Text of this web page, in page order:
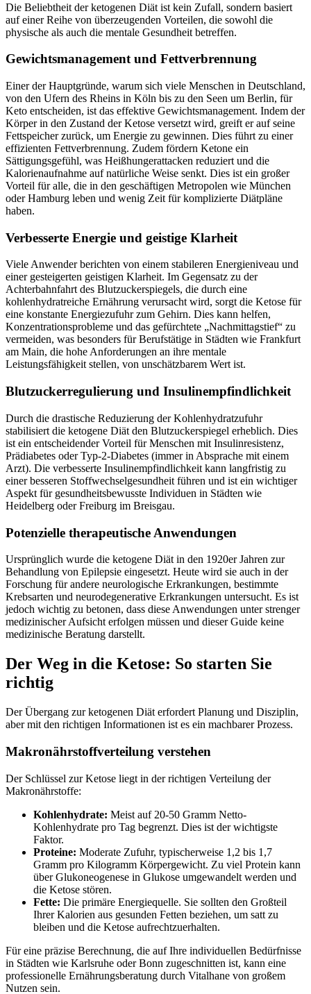
Die Beliebtheit der ketogenen Diät ist kein Zufall, sondern basiert
auf einer Reihe von überzeugenden Vorteilen, die sowohl die
physische als auch die mentale Gesundheit betreffen.
Gewichtsmanagement und Fettverbrennung
Einer der Hauptgründe, warum sich viele Menschen in Deutschland,
von den Ufern des Rheins in Köln bis zu den Seen um Berlin, für
Keto entscheiden, ist das effektive Gewichtsmanagement. Indem der
Körper in den Zustand der Ketose versetzt wird, greift er auf seine
Fettspeicher zurück, um Energie zu gewinnen. Dies führt zu einer
effizienten Fettverbrennung. Zudem fördern Ketone ein
Sättigungsgefühl, was Heißhungerattacken reduziert und die
Kalorienaufnahme auf natürliche Weise senkt. Dies ist ein großer
Vorteil für alle, die in den geschäftigen Metropolen wie München
oder Hamburg leben und wenig Zeit für komplizierte Diätpläne
haben.
Verbesserte Energie und geistige Klarheit
Viele Anwender berichten von einem stabileren Energieniveau und
einer gesteigerten geistigen Klarheit. Im Gegensatz zu der
Achterbahnfahrt des Blutzuckerspiegels, die durch eine
kohlenhydratreiche Ernährung verursacht wird, sorgt die Ketose für
eine konstante Energiezufuhr zum Gehirn. Dies kann helfen,
Konzentrationsprobleme und das gefürchtete „Nachmittagstief“ zu
vermeiden, was besonders für Berufstätige in Städten wie Frankfurt
am Main, die hohe Anforderungen an ihre mentale
Leistungsfähigkeit stellen, von unschätzbarem Wert ist.
Blutzuckerregulierung und Insulinempfindlichkeit
Durch die drastische Reduzierung der Kohlenhydratzufuhr
stabilisiert die ketogene Diät den Blutzuckerspiegel erheblich. Dies
ist ein entscheidender Vorteil für Menschen mit Insulinresistenz,
Prädiabetes oder Typ-2-Diabetes (immer in Absprache mit einem
Arzt). Die verbesserte Insulinempfindlichkeit kann langfristig zu
einer besseren Stoffwechselgesundheit führen und ist ein wichtiger
Aspekt für gesundheitsbewusste Individuen in Städten wie
Heidelberg oder Freiburg im Breisgau.
Potenzielle therapeutische Anwendungen
Ursprünglich wurde die ketogene Diät in den 1920er Jahren zur
Behandlung von Epilepsie eingesetzt. Heute wird sie auch in der
Forschung für andere neurologische Erkrankungen, bestimmte
Krebsarten und neurodegenerative Erkrankungen untersucht. Es ist
jedoch wichtig zu betonen, dass diese Anwendungen unter strenger
medizinischer Aufsicht erfolgen müssen und dieser Guide keine
medizinische Beratung darstellt.
Der Weg in die Ketose: So starten Sie
richtig
Der Übergang zur ketogenen Diät erfordert Planung und Disziplin,
aber mit den richtigen Informationen ist es ein machbarer Prozess.
Makronährstoffverteilung verstehen
Der Schlüssel zur Ketose liegt in der richtigen Verteilung der
Makronährstoffe:
Kohlenhydrate: Meist auf 20-50 Gramm Netto-
Kohlenhydrate pro Tag begrenzt. Dies ist der wichtigste
Faktor.
Proteine: Moderate Zufuhr, typischerweise 1,2 bis 1,7
Gramm pro Kilogramm Körpergewicht. Zu viel Protein kann
über Glukoneogenese in Glukose umgewandelt werden und
die Ketose stören.
Fette: Die primäre Energiequelle. Sie sollten den Großteil
Ihrer Kalorien aus gesunden Fetten beziehen, um satt zu
bleiben und die Ketose aufrechtzuerhalten.
Für eine präzise Berechnung, die auf Ihre individuellen Bedürfnisse
in Städten wie Karlsruhe oder Bonn zugeschnitten ist, kann eine
professionelle Ernährungsberatung durch Vitalhane von großem
Nutzen sein.